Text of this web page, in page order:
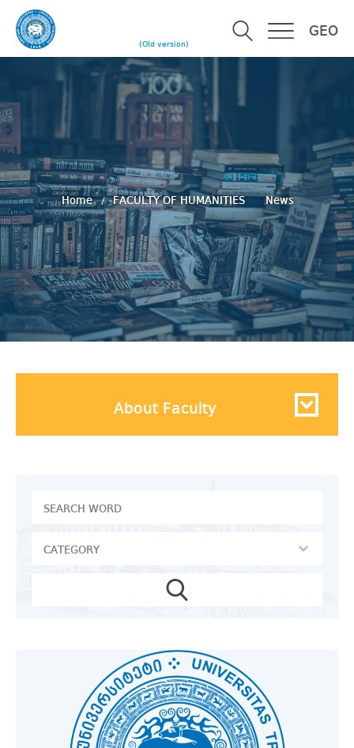
(Old version)
GEO
Home FACULTY OF HUMANITIES News
About Faculty